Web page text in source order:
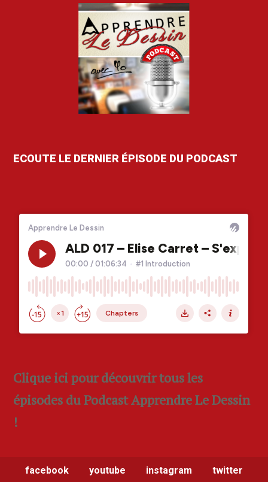
ECOUTE LE DERNIER ÉPISODE DU PODCAST
Clique ici pour découvrir tous les
épisodes du Podcast Apprendre Le Dessin
!
facebook youtube instagram twitter